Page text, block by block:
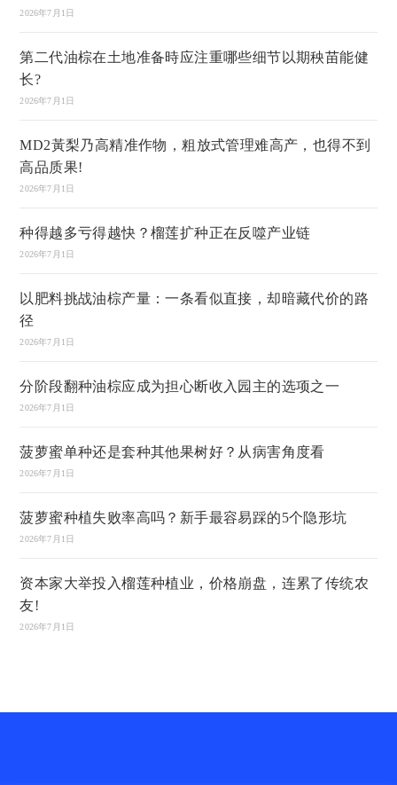
2026年7月1日
第二代油棕在土地准备時应注重哪些细节以期秧苗能健
长?
2026年7月1日
MD2黃梨乃高精准作物，粗放式管理难高产，也得不到
高品质果!
2026年7月1日
种得越多亏得越快？榴莲扩种正在反噬产业链
2026年7月1日
以肥料挑战油棕产量：一条看似直接，却暗藏代价的路
径
2026年7月1日
分阶段翻种油棕应成为担心断收入园主的选项之一
2026年7月1日
菠萝蜜单种还是套种其他果树好？从病害角度看
2026年7月1日
菠萝蜜种植失败率高吗？新手最容易踩的5个隐形坑
2026年7月1日
资本家大举投入榴莲种植业，价格崩盘，连累了传统农
友!
2026年7月1日